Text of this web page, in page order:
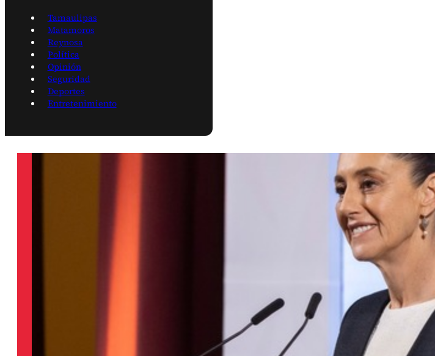
Tamaulipas
Matamoros
Reynosa
Política
Opinión
Seguridad
Deportes
Entretenimiento